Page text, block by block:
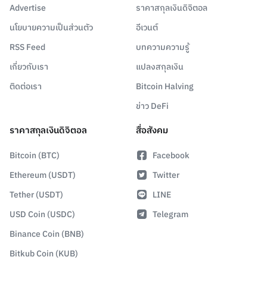
Advertise
นโยบายความเป็นส่วนตัว
RSS Feed
เกี่ยวกับเรา
ติดต่อเรา
ราคาสกุลเงินดิจิตอล
อีเวนต์
บทความความรู้
แปลงสกุลเงิน
Bitcoin Halving
ข่าว DeFi
ราคาสกุลเงินดิจิตอล
Bitcoin (BTC)
Ethereum (USDT)
Tether (USDT)
USD Coin (USDC)
Binance Coin (BNB)
Bitkub Coin (KUB)
สื่อสังคม
Facebook
Twitter
LINE
Telegram